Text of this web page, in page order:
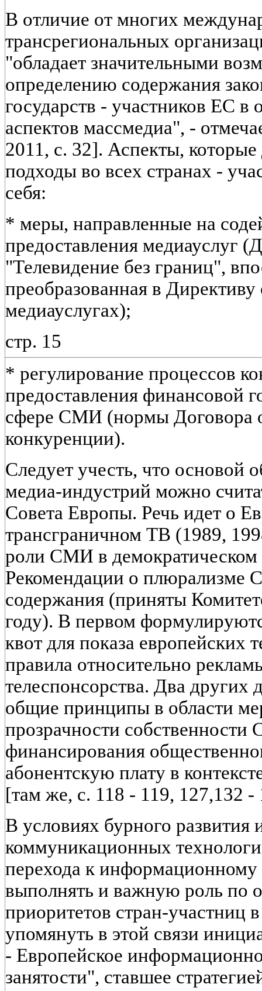
В отличие от многих
трансрегиональных
"обладает значительными
определению содержания
государств - участников ЕС
аспектов массмедиа", -
2011, с. 32]. Аспекты,
подходы во всех странах -
себя:
* меры, направленные на
предоставления медиауслуг
"Телевидение без границ",
преобразованная в
медиауслугах);
стр. 15
* регулирование процессов
предоставления финансовой
сфере СМИ (нормы Договора
конкуренции).
Следует учесть, что основой
медиа-индустрий можно
Совета Европы. Речь идет о
трансграничном ТВ (1989,
роли СМИ в демократическом
Рекомендации о плюрализме
содержания (приняты
году). В первом
квот для показа европейских
правила относительно
телеспонсорства. Два других
общие принципы в области
прозрачности
финансирования
абонентскую плату в
[там же, с. 118 - 119, 127,132
В условиях бурного
коммуникационных
перехода к
выполнять и важную роль по
приоритетов стран-участниц
упомянуть в этой связи
- Европейское
занятости", ставшее